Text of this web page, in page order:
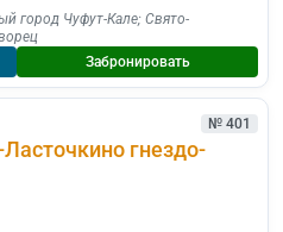
город Чуфут-Кале; Свято-
Забронировать
№ 401
гнездо-